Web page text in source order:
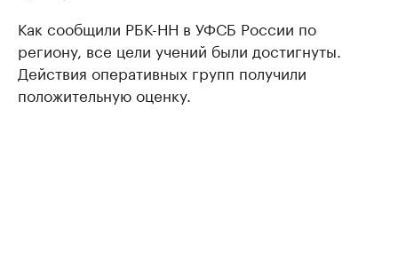
Как сообщили РБК-НН в УФСБ России по
региону, все цели учений были достигнуты.
Действия оперативных групп получили
положительную оценку.